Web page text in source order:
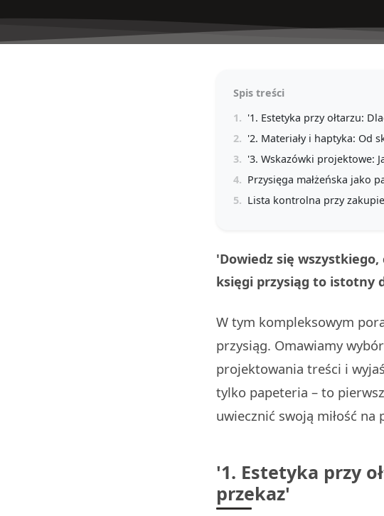
Spis treści
1. '1. Estetyka przy ołtarzu:
2. '2. Materiały i haptyka: Od
3. '3. Wskazówki projektowe:
4. Przysięga małżeńska jako
5. Lista kontrolna przy
'Dowiedz się wszystkiego,
księgi przysiąg to istotny
W tym kompleksowym
przysiąg. Omawiamy
projektowania treści i
tylko papeteria – to
uwiecznić swoją miłość na
'1. Estetyka przy
przekaz'